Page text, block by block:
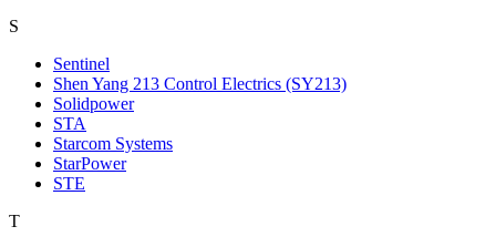
S
Sentinel
Shen Yang 213 Control Electrics (SY213)
Solidpower
STA
Starcom Systems
StarPower
STE
T